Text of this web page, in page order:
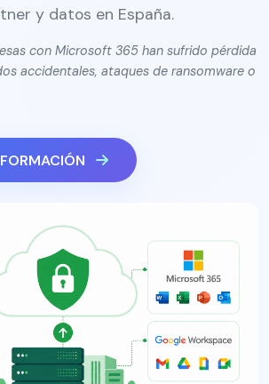
y datos en España.
con Microsoft 365 han sufrido pérdida
accidentales, ataques de ransomware o